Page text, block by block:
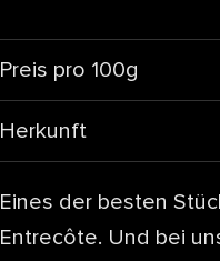
Preis pro 100g
Herkunft
Eines der besten
Entrecôte. Und bei